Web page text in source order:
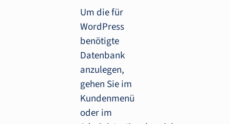
Um die für
WordPress
benötigte
Datenbank
anzulegen,
gehen Sie im
Kundenmenü
oder im